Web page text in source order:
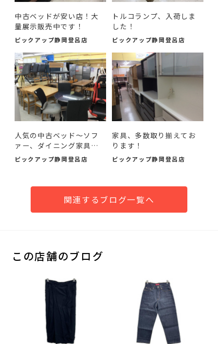
中古ベッドが安い店！大
量展示販売中です！
ピックアップ静岡登呂店
トルコランプ、入荷しま
した！
ピックアップ静岡登呂店
人気の中古ベッド～ソフ
ァー、ダイニング家具ま
で...
ピックアップ静岡登呂店
家具、多数取り揃えてお
ります！
ピックアップ静岡登呂店
関連するブログ一覧へ
この店舗のブログ